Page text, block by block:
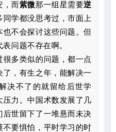
，而紫微那一组星需要逆
学都没思考过，市面上
不会探讨这些问题。但
问题不存在啊。
很多类似的问题，都一点
，有生之年，能解决一
决不了的就留给后世学
力。中国术数发展了几
世留下了一堆悬而未决
不要惧怕，平时学习的时